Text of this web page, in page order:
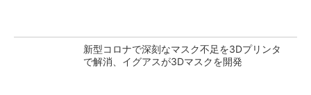
新型コロナで深刻なマスク不足を3Dプリンタ
で解消、イグアスが3Dマスクを開発